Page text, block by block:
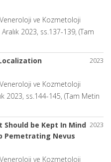
ve Kozmetoloji
2023, ss.137-139, (Tam
2023
ve Kozmetoloji
2023, ss.144-145, (Tam Metin
2023
Should be Kept In Mind
Pemetrating Nevus
ve Kozmetoloji